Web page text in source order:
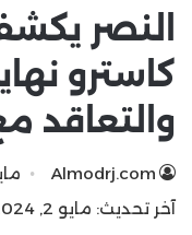
النصر
كاسترو
والتعاقد
Almodrj.com
مايو
آخر تحديث: مايو 2, 2024